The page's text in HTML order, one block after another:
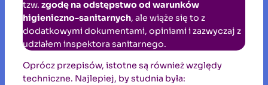
tzw. zgodę na odstępstwo od warunków
higieniczno-sanitarnych, ale wiąże się to z
dodatkowymi dokumentami, opiniami i zazwyczaj z
udziałem inspektora sanitarnego.
Oprócz przepisów, istotne są również względy
techniczne. Najlepiej, by studnia była: